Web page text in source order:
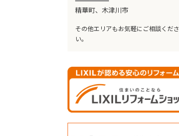
精華町、木津川市
その他エリアもお気軽にご相談くださ
い。